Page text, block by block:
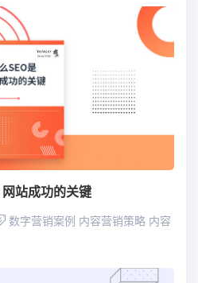
站成功的关键
数字营销案例 内容营销策略 内容